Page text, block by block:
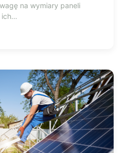
na wymiary paneli
ich…